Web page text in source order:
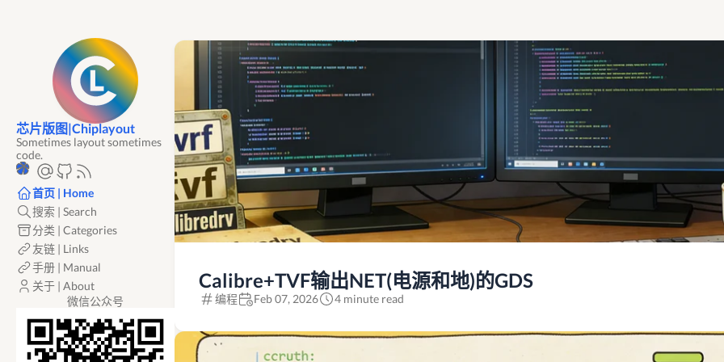
芯片版图|Chiplayout
Sometimes layout sometimes
code.
首页 | Home
搜索 | Search
分类 | Categories
友链 | Links
手册 | Manual
关于 | About
微信公众号
Calibre+TVF输出NET(电源和地)的GDS
编程 Feb 07, 2026 4 minute read